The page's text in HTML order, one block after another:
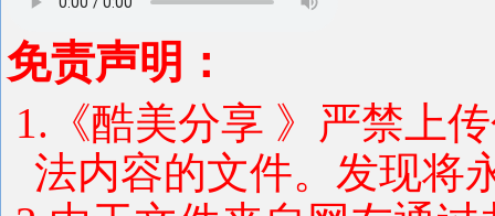
免责声明：
1.《酷美分享 》严禁上
法内容的文件。发现将